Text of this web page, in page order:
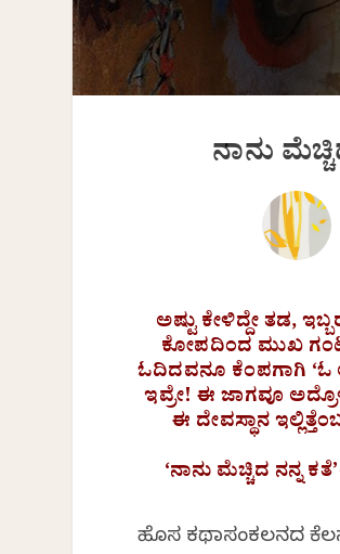
ನಾನು
ಅಷ್ಟು ಕೇಳಿದ್ದೇ ತಡ,
ಕೋಪದಿಂದ ಮುಖ
ಓದಿದವನೂ ಕೆಂಪಗಾಗಿ ‘ಓ
ಇವ್ರೇ! ಈ ಜಾಗವೂ
ಈ ದೇವಸ್ಥಾನ
‘ನಾನು ಮೆಚ್ಚಿದ ನನ್ನ
ಹೊಸ ಕಥಾಸಂಕಲನದ